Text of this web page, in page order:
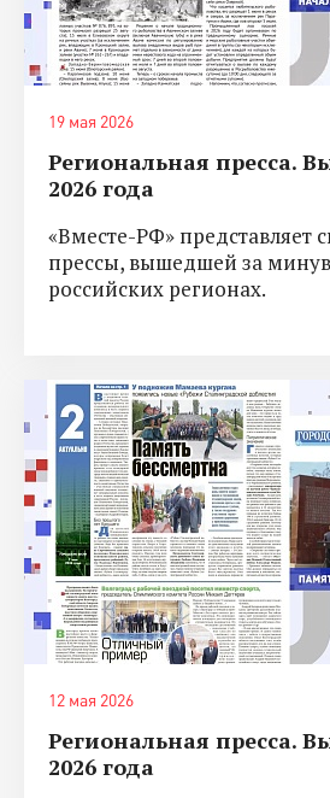
19 мая 2026
Региональная пресса.
2026 года
«Вместе-РФ» представляет
прессы, вышедшей за
российских регионах.
12 мая 2026
Региональная пресса.
2026 года